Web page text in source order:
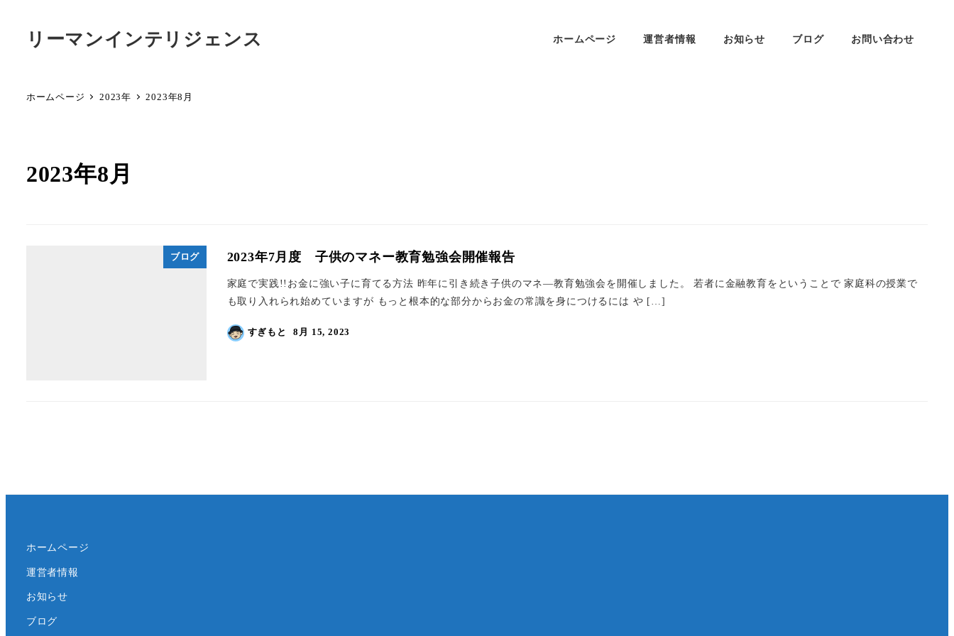
リーマンインテリジェンス ホームページ 運営者情報 お知らせ ブログ お問い合わせ
ホームページ 2023年 2023年8月
2023年8月
ブログ 2023年7月度 子供のマネー教育勉強会開催報告
家庭で実践!!お金に強い子に育てる方法 昨年に引き続き子供のマネ―教育勉強会を開催しました。 若者に金融教育をということで 家庭科の授業で
も取り入れられ始めていますが もっと根本的な部分からお金の常識を身につけるには や […]
すぎもと 8月 15, 2023
ホームページ
運営者情報
お知らせ
ブログ